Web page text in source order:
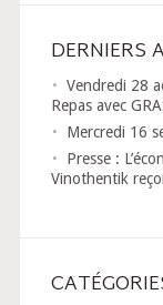
DERNIERS
Vendredi 28
Repas avec
Mercredi 16
Presse :
Vinothentik